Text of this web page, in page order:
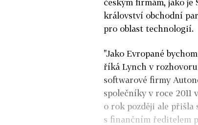
království obchodní
pro oblast technologií.
"Jako Evropané
říká Lynch v rozhovoru
softwarové firmy
společníky v roce 2011
o rok později ale přišla
s finančním ředitelem